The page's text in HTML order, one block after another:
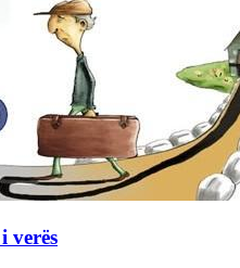
verës